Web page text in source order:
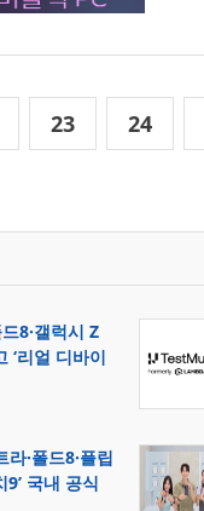
23 24
8·갤럭시 Z
‘리얼 디바이
·폴드8·플립
9’ 국내 공식